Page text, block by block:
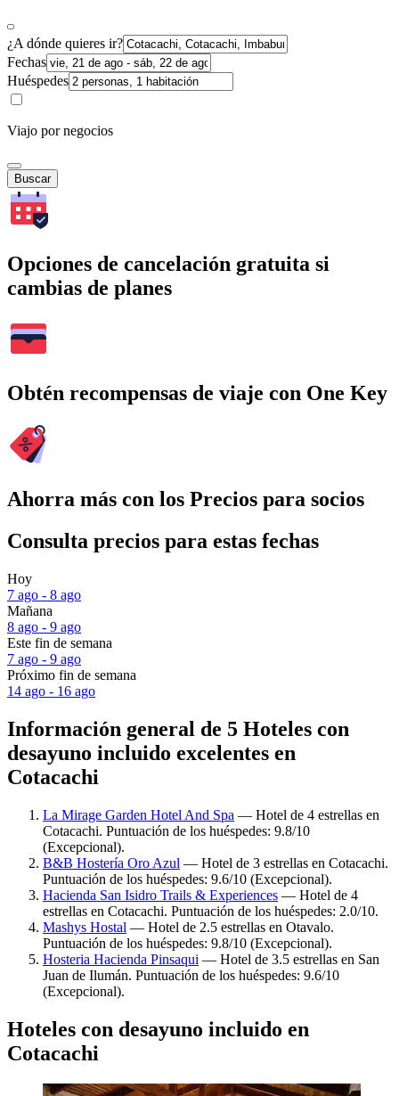
¿A dónde quieres ir?
Fechas
Huéspedes
Viajo por negocios
Buscar
Opciones de cancelación gratuita si
cambias de planes
Obtén recompensas de viaje con One Key
Ahorra más con los Precios para socios
Consulta precios para estas fechas
Hoy
7 ago - 8 ago
Mañana
8 ago - 9 ago
Este fin de semana
7 ago - 9 ago
Próximo fin de semana
14 ago - 16 ago
Información general de 5 Hoteles con
desayuno incluido excelentes en
Cotacachi
La Mirage Garden Hotel And Spa — Hotel de 4 estrellas en
Cotacachi. Puntuación de los huéspedes: 9.8/10
(Excepcional).
B&B Hostería Oro Azul — Hotel de 3 estrellas en Cotacachi.
Puntuación de los huéspedes: 9.6/10 (Excepcional).
Hacienda San Isidro Trails & Experiences — Hotel de 4
estrellas en Cotacachi. Puntuación de los huéspedes: 2.0/10.
Mashys Hostal — Hotel de 2.5 estrellas en Otavalo.
Puntuación de los huéspedes: 9.8/10 (Excepcional).
Hosteria Hacienda Pinsaqui — Hotel de 3.5 estrellas en San
Juan de Ilumán. Puntuación de los huéspedes: 9.6/10
(Excepcional).
Hoteles con desayuno incluido en
Cotacachi